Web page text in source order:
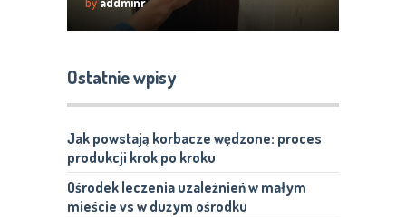
Ostatnie wpisy
Jak powstają korbacze wędzone: proces
produkcji krok po kroku
Ośrodek leczenia uzależnień w małym
mieście vs w dużym ośrodku